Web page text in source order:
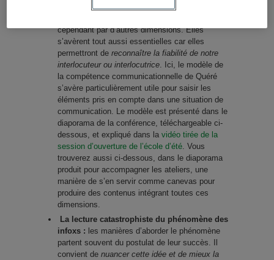
communication permettent de comprendre que
cependant par d’autres dimensions. Elles
s’avèrent tout aussi essentielles car elles
permettront de reconnaître la fiabilité de notre
interlocuteur ou interlocutrice . Ici, le modèle de
la compétence communicationnelle de Quéré
s’avère particulièrement utile pour saisir les
éléments pris en compte dans une situation de
communication. Le modèle est présenté dans le
diaporama de la conférence, téléchargeable ci-
dessous, et expliqué dans la vidéo tirée de la
session d’ouverture de l’école d’été . Vous
trouverez aussi ci-dessous, dans le diaporama
produit pour accompagner les ateliers, une
manière de s’en servir comme canevas pour
produire des contenus intégrant toutes ces
dimensions.
La lecture catastrophiste du phénomène des
infoxs : les manières d’aborder le phénomène
partent souvent du postulat de leur succès. Il
convient de nuancer cette idée et de mieux la